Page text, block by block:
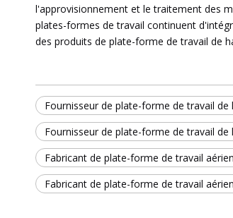
l'approvisionnement et le traitement des
plates-formes de travail continuent
des produits de plate-forme de travail de
Fournisseur de plate-forme de travail
Fournisseur de plate-forme de travail de
Fabricant de plate-forme de travail
Fabricant de plate-forme de travail